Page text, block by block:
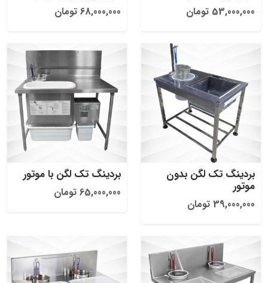
53,000,000 تومان 68,000,000 تومان
بردینگ تک لگن بدون
موتور
39,000,000 تومان
بردینگ تک لگن با موتور
65,000,000 تومان